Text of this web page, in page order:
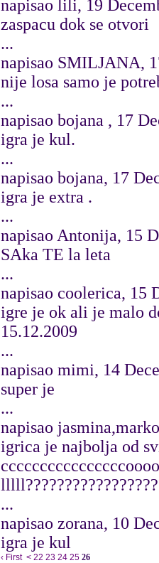
napisao lili, 19
zaspacu dok se otvori
...
napisao SMILJANA,
nije losa samo je
...
napisao bojana , 17
igra je kul.
...
napisao bojana, 17
igra je extra .
...
napisao Antonija, 15
SAka TE la leta
...
napisao coolerica, 15
igre je ok ali je malo
15.12.2009
...
napisao mimi, 14
super je
...
napisao
igrica je najbolja od
...
napisao zorana, 10
igra je kul
‹ First < 22 23 24 25 26